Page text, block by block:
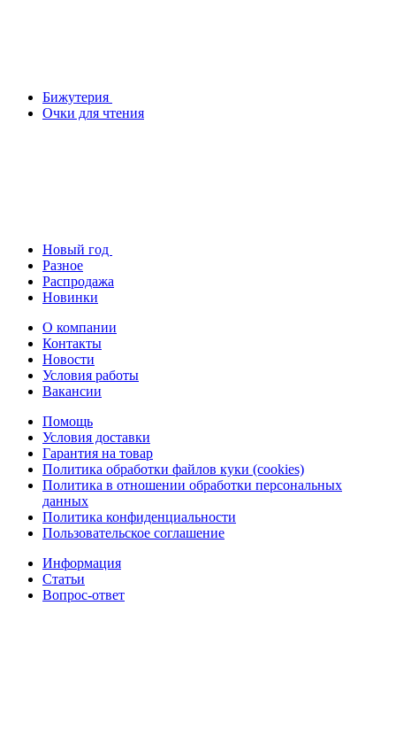
Бижутерия
Очки для чтения
Новый год
Разное
Распродажа
Новинки
О компании
Контакты
Новости
Условия работы
Вакансии
Помощь
Условия доставки
Гарантия на товар
Политика обработки файлов куки (cookies)
Политика в отношении обработки персональных
данных
Политика конфиденциальности
Пользовательское соглашение
Информация
Статьи
Вопрос-ответ